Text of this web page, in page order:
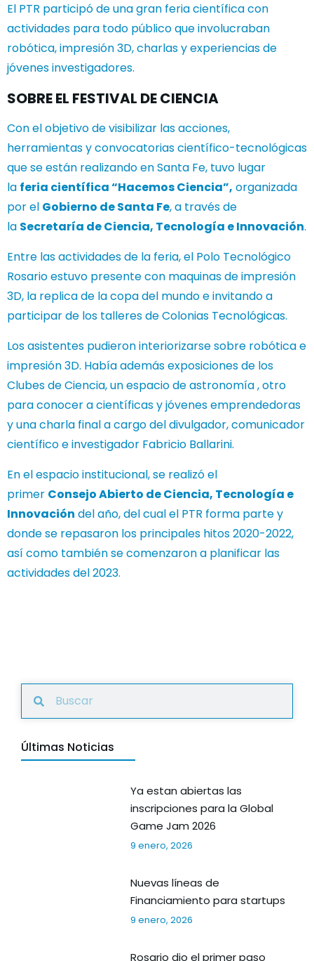
El PTR participó de una gran feria científica con
actividades para todo público que involucraban
robótica, impresión 3D, charlas y experiencias de
jóvenes investigadores.
SOBRE EL FESTIVAL DE CIENCIA
Con el objetivo de visibilizar las acciones,
herramientas y convocatorias científico-tecnológicas
que se están realizando en Santa Fe, tuvo lugar
la feria científica “Hacemos Ciencia”, organizada
por el Gobierno de Santa Fe, a través de
la Secretaría de Ciencia, Tecnología e Innovación.
Entre las actividades de la feria, el Polo Tecnológico
Rosario estuvo presente con maquinas de impresión
3D, la replica de la copa del mundo e invitando a
participar de los talleres de Colonias Tecnológicas.
Los asistentes pudieron interiorizarse sobre robótica e
impresión 3D. Había además exposiciones de los
Clubes de Ciencia, un espacio de astronomía , otro
para conocer a científicas y jóvenes emprendedoras
y una charla final a cargo del divulgador, comunicador
científico e investigador Fabricio Ballarini.
En el espacio institucional, se realizó el
primer Consejo Abierto de Ciencia, Tecnología e
Innovación del año, del cual el PTR forma parte y
donde se repasaron los principales hitos 2020-2022,
así como también se comenzaron a planificar las
actividades del 2023.
Últimas Noticias
Ya estan abiertas las
inscripciones para la Global
Game Jam 2026
9 enero, 2026
Nuevas líneas de
Financiamiento para startups
9 enero, 2026
Rosario dio el primer paso